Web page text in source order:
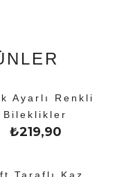
Ayarlı Renkli
Bileklikler
₺219,90